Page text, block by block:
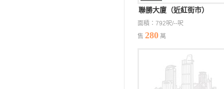
聯勝大廈（近紅街市）
面積：792呎/--呎
售 280 萬